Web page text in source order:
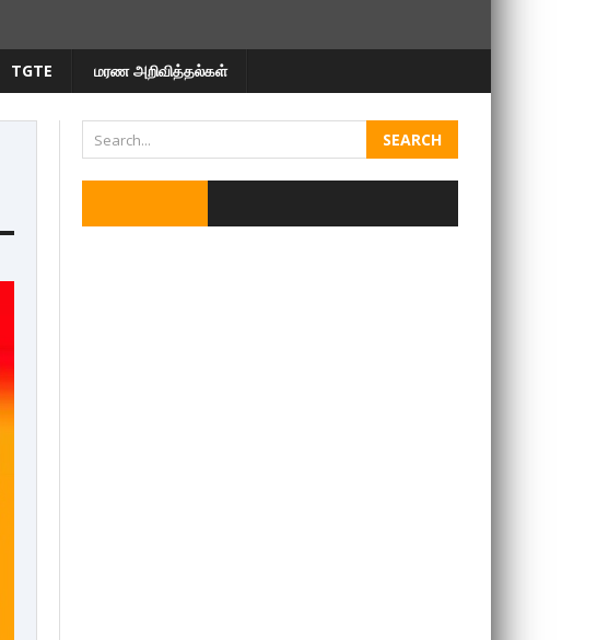
TGTE மரண அறிவித்தல்கள்